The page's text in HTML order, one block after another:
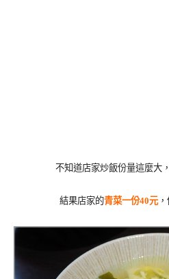
不知道店家炒飯份量這麼大
結果店家的青菜一份40元，